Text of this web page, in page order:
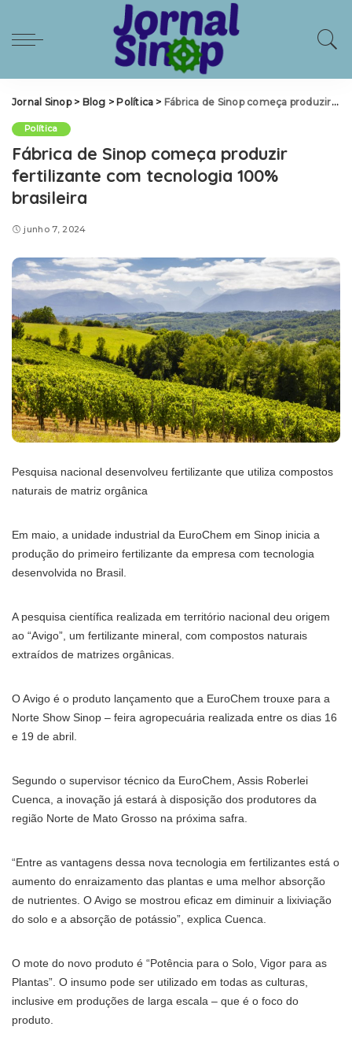
Jornal Sinop> Blog > Política > Fábrica de Sinop começa produzir fertilizante com tecnologia 100% brasileira
Política
Fábrica de Sinop começa produzir
fertilizante com tecnologia 100%
brasileira
junho 7, 2024
Pesquisa nacional desenvolveu fertilizante que utiliza compostos
naturais de matriz orgânica
Em maio, a unidade industrial da EuroChem em Sinop inicia a
produção do primeiro fertilizante da empresa com tecnologia
desenvolvida no Brasil.
A pesquisa científica realizada em território nacional deu origem
ao “Avigo”, um fertilizante mineral, com compostos naturais
extraídos de matrizes orgânicas.
O Avigo é o produto lançamento que a EuroChem trouxe para a
Norte Show Sinop – feira agropecuária realizada entre os dias 16
e 19 de abril.
Segundo o supervisor técnico da EuroChem, Assis Roberlei
Cuenca, a inovação já estará à disposição dos produtores da
região Norte de Mato Grosso na próxima safra.
“Entre as vantagens dessa nova tecnologia em fertilizantes está o
aumento do enraizamento das plantas e uma melhor absorção
de nutrientes. O Avigo se mostrou eficaz em diminuir a lixiviação
do solo e a absorção de potássio”, explica Cuenca.
O mote do novo produto é “Potência para o Solo, Vigor para as
Plantas”. O insumo pode ser utilizado em todas as culturas,
inclusive em produções de larga escala – que é o foco do
produto.